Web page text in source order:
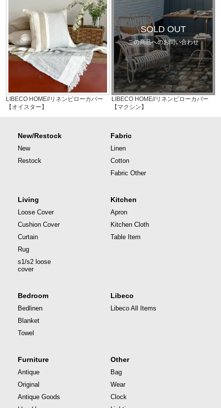
LIBECO HOME//リネンピローカバー
【オイスター】
SOLD OUT
この商品へのお問い合わせ
LIBECO HOME//リネンピローカバー
【マクシン】
New/Restock
New
Restock
Fabric
Linen
Cotton
Fabric Other
Living
Loose Cover
Cushion Cover
Curtain
Rug
s1/s2 loose
cover
Kitchen
Apron
Kitchen Cloth
Table Item
Bedroom
Bedlinen
Blanket
Towel
Libeco
Libeco All Items
Furniture
Antique
Original
Antique Goods
Other
Bag
Wear
Clock